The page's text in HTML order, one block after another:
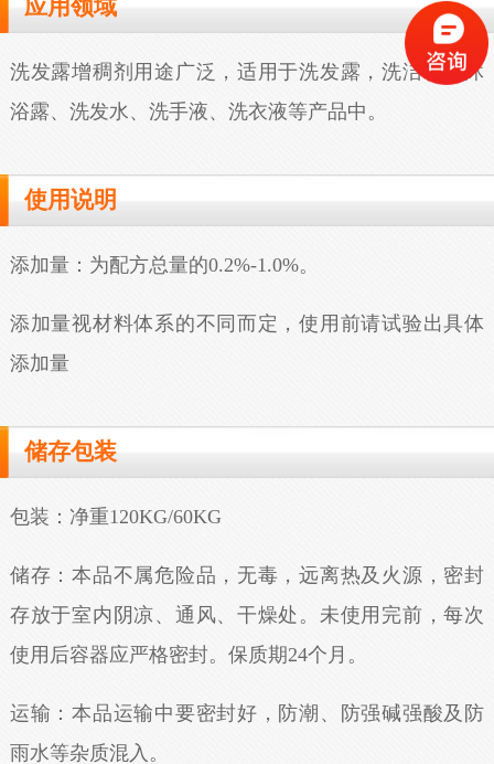
应用领域
洗发露增稠剂用途广泛，适用于洗发露，洗洁精、沐
浴露、洗发水、洗手液、洗衣液等产品中。
使用说明
添加量：为配方总量的0.2%-1.0%。
添加量视材料体系的不同而定，使用前请试验出具体
添加量
储存包装
包装：净重120KG/60KG
储存：本品不属危险品，无毒，远离热及火源，密封
存放于室内阴凉、通风、干燥处。未使用完前，每次
使用后容器应严格密封。保质期24个月。
运输：本品运输中要密封好，防潮、防强碱强酸及防
雨水等杂质混入。